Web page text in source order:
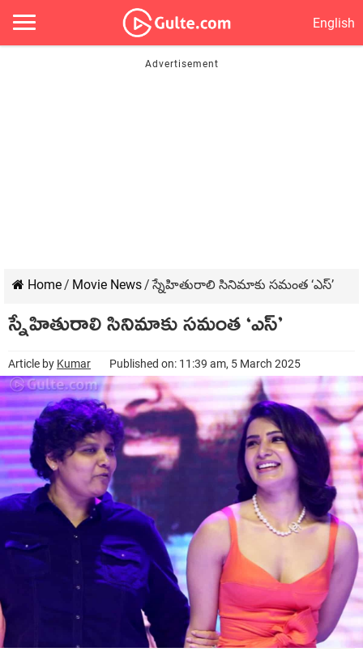
English
Home/ Movie News/ స్నేహితురాలి సినిమాకు సమంత ‘ఎస్’
స్నేహితురాలి సినిమాకు సమంత ‘ఎస్’
Article by Kumar Published on: 11:39 am, 5 March 2025